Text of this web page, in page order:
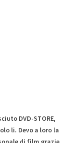
DVD-STORE,
li. Devo a loro la